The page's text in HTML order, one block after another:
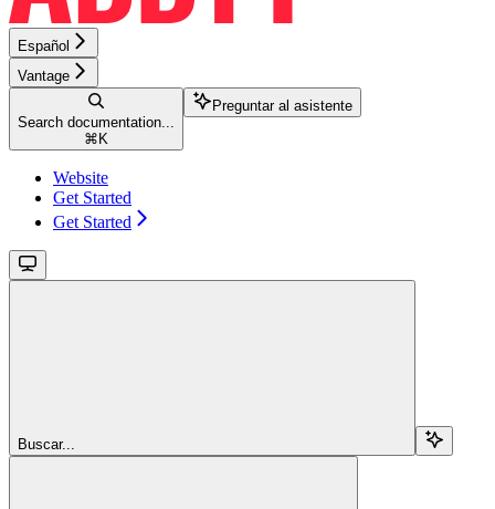
Español
Vantage
Search documentation...
⌘ K
Preguntar al asistente
Website
Get Started
Get Started
Buscar...